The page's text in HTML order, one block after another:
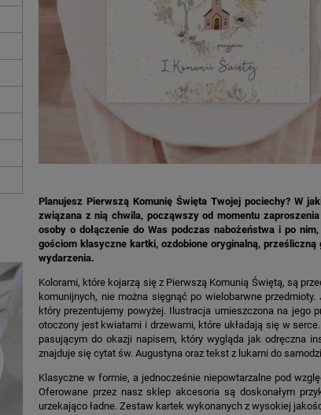
Planujesz Pierwszą Komunię Święta Twojej pociechy? W
związana z nią chwila, począwszy od momentu
osoby o dołączenie do Was podczas nabożeństwa i po
gościom klasyczne kartki, ozdobione oryginalną,
wydarzenia.
Kolorami, które kojarzą się z Pierwszą Komunią Świętą, są
komunijnych, nie można sięgnąć po wielobarwne
który prezentujemy powyżej. Ilustracja umieszczona na jego
otoczony jest kwiatami i drzewami, które układają się w
pasującym do okazji napisem, który wygląda jak odręczna
znajduje się cytat św. Augustyna oraz tekst z lukami do
Klasyczne w formie, a jednocześnie niepowtarzalne pod
Oferowane przez nasz sklep akcesoria są doskonałym
urzekająco ładne. Zestaw kartek wykonanych z wysokiej